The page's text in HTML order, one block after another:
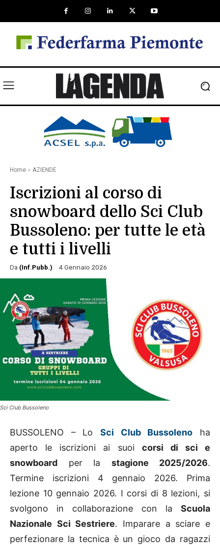
Home AZIENDE
Iscrizioni al corso di
snowboard dello Sci Club
Bussoleno: per tutte le età
e tutti i livelli
Da (Inf.Pubb.) 4 Gennaio 2026
Sci Club Bussoleno
BUSSOLENO – Lo Sci Club Bussoleno ha
aperto le iscrizioni ai suoi corsi di sci e
snowboard per la stagione 2025/2026.
Termine iscrizioni 4 gennaio 2026. Prima
lezione 10 gennaio 2026. I corsi di 8 lezioni, si
svolgono in collaborazione con la Scuola
Nazionale Sci Sestriere. Imparare a sciare e
perfezionare la tecnica è un gioco da ragazzi